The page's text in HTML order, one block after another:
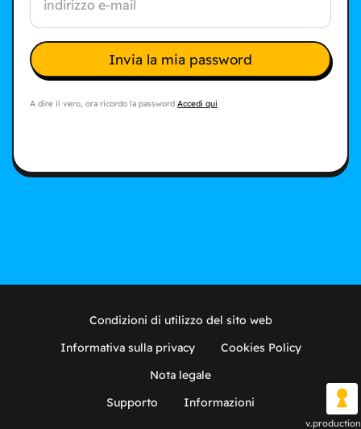
Invia la mia password
A dire il vero, ora ricordo la password Accedi qui
Condizioni di utilizzo del sito web
Informativa sulla privacy
Cookies Policy
Nota legale
Supporto
Informazioni
v.production